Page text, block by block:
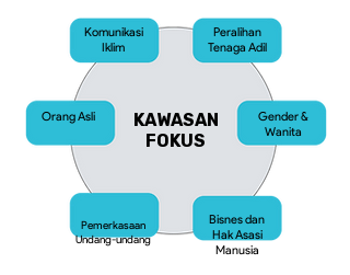
Peralihan
Tenaga Adil
Komunikasi
Iklim
KAWASAN
FOKUS
Gender &
Wanita
Orang Asli
Bisnes dan
Hak Asasi
Manusia
Pemerkasaan
Undang-undang